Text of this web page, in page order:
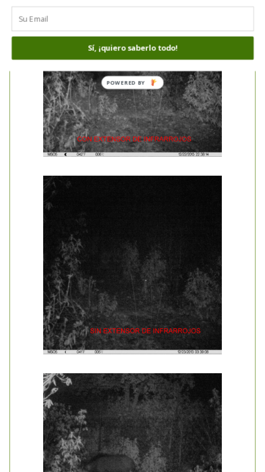
Sí, ¡quiero saberlo todo!
POWERED
BY